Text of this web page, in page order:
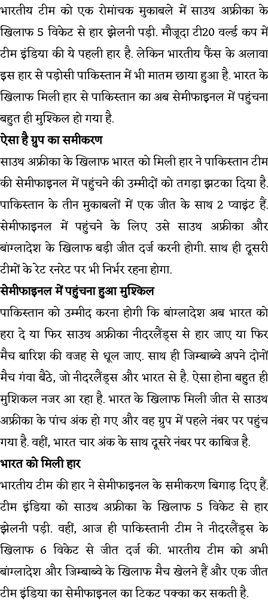
भारतीय टीम को एक रोमांचक मुकाबले में साउथ अफ्रीका के
खिलाफ 5 विकेट से हार झेलनी पड़ी. मौजूदा टी20 वर्ल्ड कप में
टीम इंडिया की ये पहली हार है. लेकिन भारतीय फैंस के अलावा
इस हार से पड़ोसी पाकिस्तान में भी मातम छाया हुआ है. भारत के
खिलाफ मिली हार से पाकिस्तान का अब सेमीफाइनल में पहुंचना
बहुत ही मुश्किल हो गया है.
ऐसा है ग्रुप का समीकरण
साउथ अफ्रीका के खिलाफ भारत को मिली हार ने पाकिस्तान टीम
की सेमीफाइनल में पहुंचने की उम्मीदों को तगड़ा झटका दिया है.
पाकिस्तान के तीन मुकाबलों में एक जीत के साथ 2 प्वाइंट हैं.
सेमीफाइनल में पहुंचने के लिए उसे साउथ अफ्रीका और
बांग्लादेश के खिलाफ बड़ी जीत दर्ज करनी होगी. साथ ही दूसरी
टीमों के रेट रनरेट पर भी निर्भर रहना होगा.
सेमीफाइनल में पहुंचना हुआ मुश्किल
पाकिस्तान को उम्मीद करना होगी कि बांग्लादेश अब भारत को
हरा दे या फिर साउथ अफ्रीका नीदरलैंड्स से हार जाए या फिर
मैच बारिश की वजह से धूल जाए. साथ ही जिम्बाब्वे अपने दोनों
मैच गंवा बैठे, जो नीदरलैंड्स और भारत से है. ऐसा होना बहुत ही
मुशिकल नजर आ रहा है. भारत के खिलाफ मिली जीत से साउथ
अफ्रीका के पांच अंक हो गए और वह ग्रुप में पहले नंबर पर पहुंच
गया है. वहीं, भारत चार अंक के साथ दूसरे नंबर पर काबिज है.
भारत को मिली हार
भारतीय टीम की हार ने सेमीफाइनल के समीकरण बिगाड़ दिए हैं.
टीम इंडिया को साउथ अफ्रीका के खिलाफ 5 विकेट से हार
झेलनी पड़ी. वहीं, आज ही पाकिस्तानी टीम ने नीदरलैंड्स के
खिलाफ 6 विकेट से जीत दर्ज की. भारतीय टीम को अभी
बांग्लादेश और जिम्बाब्वे के खिलाफ मैच खेलने हैं और एक जीत
टीम इंडिया का सेमीफाइनल का टिकट पक्का कर सकती है.